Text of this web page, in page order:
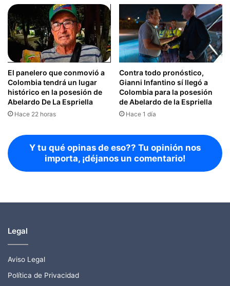
El panelero que conmovió a
Colombia tendrá un lugar
histórico en la posesión de
Abelardo De La Espriella
Hace 22 horas
Contra todo pronóstico,
Gianni Infantino sí llegó a
Colombia para la posesión
de Abelardo de la Espriella
Hace 1 día
Y tu qué opinas de eso?? Tu opinión nos
importa, ¡déjanos un comentario!
Legal
Aviso Legal
Política de Privacidad